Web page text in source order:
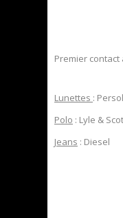
Premier
Lunettes :
Polo : Lyle &
Jeans : Diesel